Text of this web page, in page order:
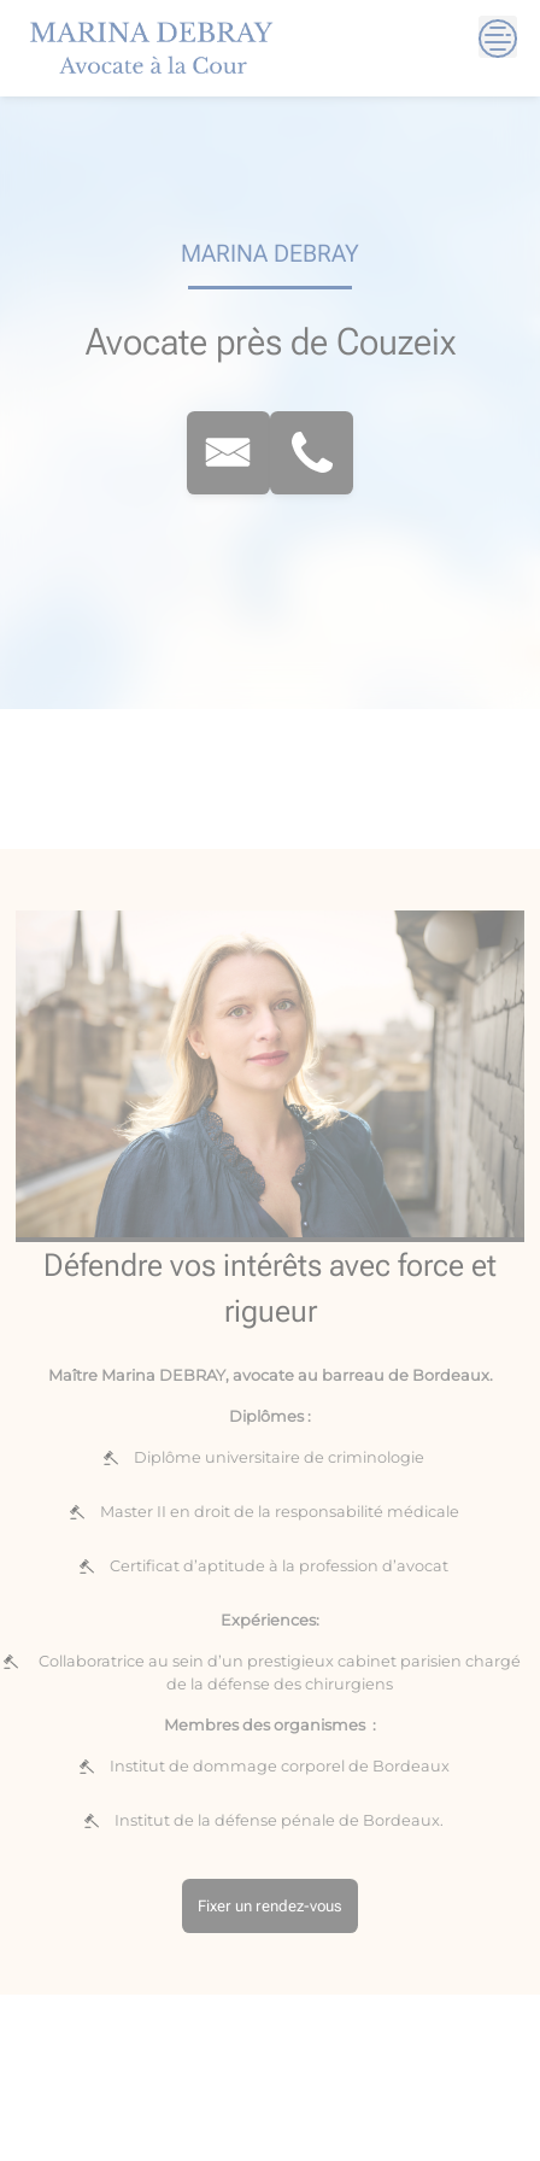
content
MARINA DEBRAY
Avocate près de Couzeix
Défendre vos intérêts avec force et
rigueur
Maître Marina DEBRAY, avocate au barreau de Bordeaux.
Diplômes :
Diplôme universitaire de criminologie
Master II en droit de la responsabilité médicale
Certificat d’aptitude à la profession d’avocat
Expériences:
Collaboratrice au sein d’un prestigieux cabinet parisien chargé
de la défense des chirurgiens
Membres des organismes :
Institut de dommage corporel de Bordeaux
Institut de la défense pénale de Bordeaux.
Fixer un rendez-vous